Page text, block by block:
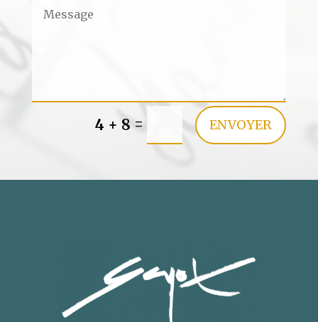
4 + 8 = ENVOYER